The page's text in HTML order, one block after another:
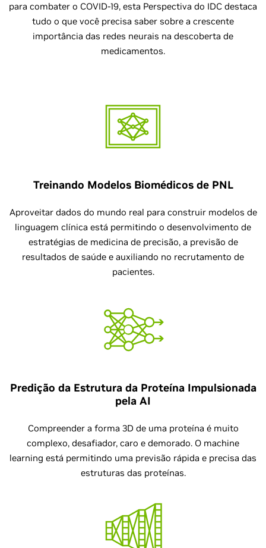
para combater o COVID-19, esta Perspectiva do IDC destaca
tudo o que você precisa saber sobre a crescente
importância das redes neurais na descoberta de
medicamentos.
Treinando Modelos Biomédicos de PNL
Aproveitar dados do mundo real para construir modelos de
linguagem clínica está permitindo o desenvolvimento de
estratégias de medicina de precisão, a previsão de
resultados de saúde e auxiliando no recrutamento de
pacientes.
Predição da Estrutura da Proteína Impulsionada
pela AI
Compreender a forma 3D de uma proteína é muito
complexo, desafiador, caro e demorado. O machine
learning está permitindo uma previsão rápida e precisa das
estruturas das proteínas.